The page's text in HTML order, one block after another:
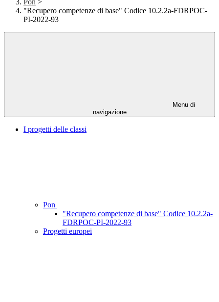
Pon >
"Recupero competenze di base" Codice 10.2.2a-FDRPOC-
PI-2022-93
Menu di
navigazione
I progetti delle classi
Pon
"Recupero competenze di base" Codice 10.2.2a-
FDRPOC-PI-2022-93
Progetti europei